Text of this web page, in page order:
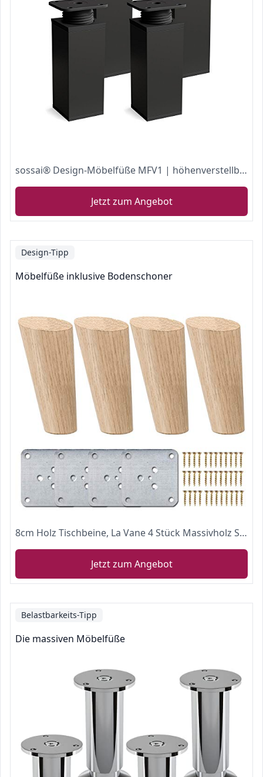
sossai® Design-Möbelfüße MFV1 | höhenverstellbar | 4er Set | Vierkant-Profil: 40 x 40 mm | Farbe: schwarz matt | Höhe: 60mm (+20mm) | Hochwertige Holzschrauben inklusive
Jetzt zum Angebot
Design-Tipp
Möbelfüße inklusive Bodenschoner
8cm Holz Tischbeine, La Vane 4 Stück Massivholz Schräg Konisch Ersatz Möbelfüße Möbelbeine mit Montageplatten & Schrauben
Jetzt zum Angebot
Belastbarkeits-Tipp
Die massiven Möbelfüße